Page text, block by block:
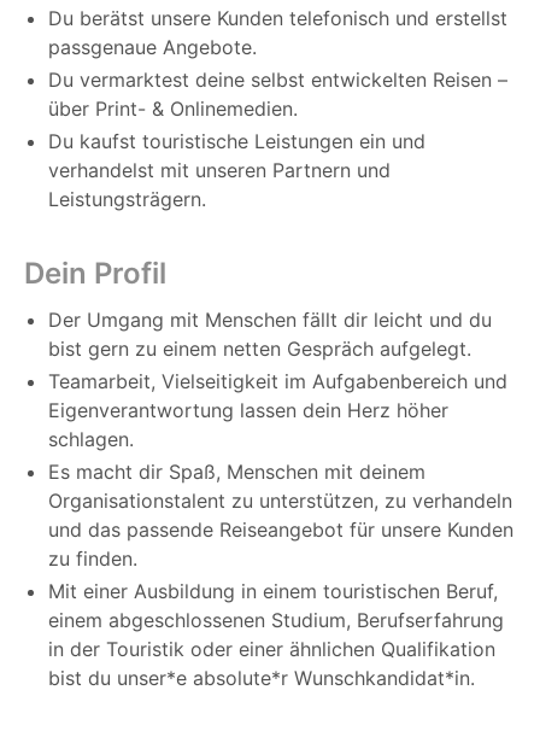
Du berätst unsere Kunden telefonisch und erstellst
passgenaue Angebote.
Du vermarktest deine selbst entwickelten Reisen –
über Print- & Onlinemedien.
Du kaufst touristische Leistungen ein und
verhandelst mit unseren Partnern und
Leistungsträgern.
Dein Profil
Der Umgang mit Menschen fällt dir leicht und du
bist gern zu einem netten Gespräch aufgelegt.
Teamarbeit, Vielseitigkeit im Aufgabenbereich und
Eigenverantwortung lassen dein Herz höher
schlagen.
Es macht dir Spaß, Menschen mit deinem
Organisationstalent zu unterstützen, zu verhandeln
und das passende Reiseangebot für unsere Kunden
zu finden.
Mit einer Ausbildung in einem touristischen Beruf,
einem abgeschlossenen Studium, Berufserfahrung
in der Touristik oder einer ähnlichen Qualifikation
bist du unser*e absolute*r Wunschkandidat*in.